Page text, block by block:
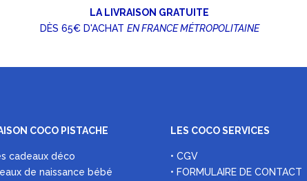
LA LIVRAISON GRATUITE
DÈS 65€ D'ACHAT EN FRANCE MÉTROPOLITAINE
COCO PISTACHE
cadeaux déco
de naissance bébé
LES COCO SERVICES
• CGV
• FORMULAIRE DE CONTACT